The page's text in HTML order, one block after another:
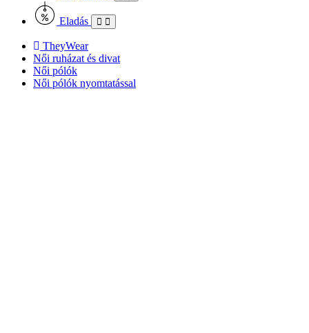
Eladás
TheyWear
Női ruházat és divat
Női pólók
Női pólók nyomtatással